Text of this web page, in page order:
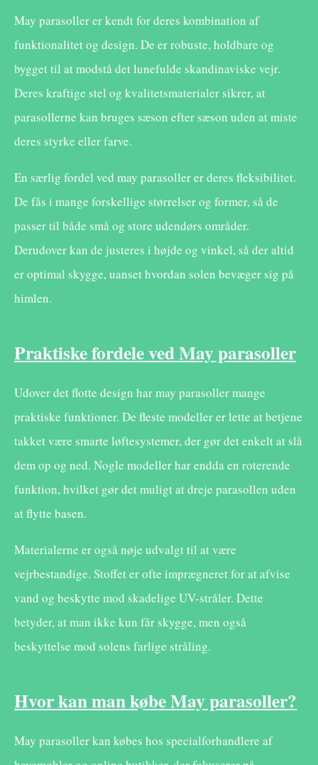
May parasoller er kendt for deres kombination af
funktionalitet og design. De er robuste, holdbare og
bygget til at modstå det lunefulde skandinaviske vejr.
Deres kraftige stel og kvalitetsmaterialer sikrer, at
parasollerne kan bruges sæson efter sæson uden at miste
deres styrke eller farve.
En særlig fordel ved may parasoller er deres fleksibilitet.
De fås i mange forskellige størrelser og former, så de
passer til både små og store udendørs områder.
Derudover kan de justeres i højde og vinkel, så der altid
er optimal skygge, uanset hvordan solen bevæger sig på
himlen.
Praktiske fordele ved May parasoller
Udover det flotte design har may parasoller mange
praktiske funktioner. De fleste modeller er lette at betjene
takket være smarte løftesystemer, der gør det enkelt at slå
dem op og ned. Nogle modeller har endda en roterende
funktion, hvilket gør det muligt at dreje parasollen uden
at flytte basen.
Materialerne er også nøje udvalgt til at være
vejrbestandige. Stoffet er ofte imprægneret for at afvise
vand og beskytte mod skadelige UV-stråler. Dette
betyder, at man ikke kun får skygge, men også
beskyttelse mod solens farlige stråling.
Hvor kan man købe May parasoller?
May parasoller kan købes hos specialforhandlere af